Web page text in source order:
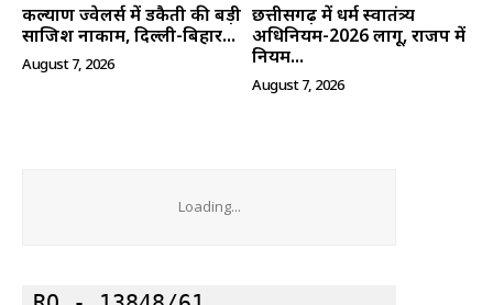
कल्याण ज्वेलर्स में डकैती की बड़ी
साजिश नाकाम, दिल्ली-बिहार...
August 7, 2026
छत्तीसगढ़ में धर्म स्वातंत्र्य
अधिनियम-2026 लागू, राजपत्र में
नियम...
August 7, 2026
Loading...